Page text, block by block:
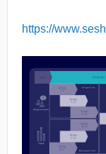
https://